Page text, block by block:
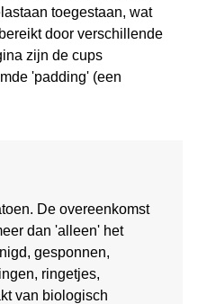
toegestaan, wat
door verschillende
zijn de cups
'padding' (een
De overeenkomst
dan 'alleen' het
gesponnen,
ringetjes,
van biologisch